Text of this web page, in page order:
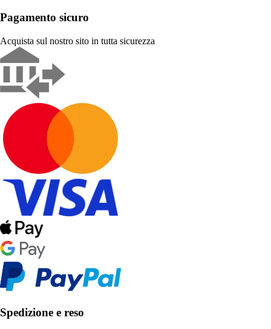
Pagamento sicuro
Acquista sul nostro sito in tutta sicurezza
Spedizione e reso